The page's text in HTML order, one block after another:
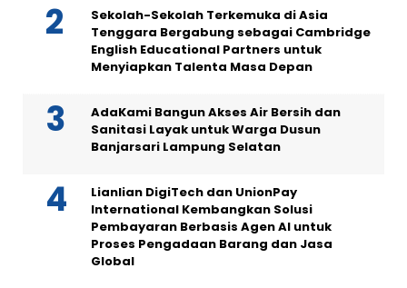
Sekolah-Sekolah Terkemuka di Asia
Tenggara Bergabung sebagai Cambridge
English Educational Partners untuk
Menyiapkan Talenta Masa Depan
AdaKami Bangun Akses Air Bersih dan
Sanitasi Layak untuk Warga Dusun
Banjarsari Lampung Selatan
Lianlian DigiTech dan UnionPay
International Kembangkan Solusi
Pembayaran Berbasis Agen AI untuk
Proses Pengadaan Barang dan Jasa
Global